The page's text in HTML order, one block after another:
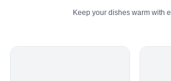
Keep your dishes warm with